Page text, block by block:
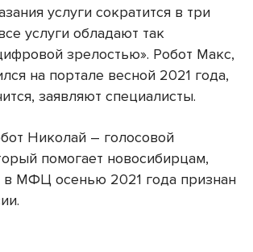
услуги сократится в три
услуги обладают так
зрелостью». Робот Макс,
на портале весной 2021 года,
заявляют специалисты.
Николай – голосовой
помогает новосибирцам,
в МФЦ осенью 2021 года признан